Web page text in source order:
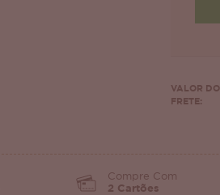
VALOR DO
FRETE:
Compre Com
2 Cartões